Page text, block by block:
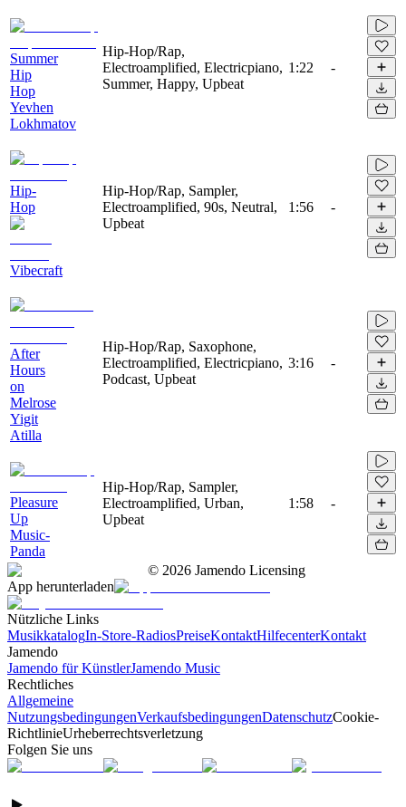
Summer
Hip
Hop
Yevhen
Lokhmatov
Hip-Hop/Rap,
Electroamplified, Electricpiano,
Summer, Happy, Upbeat
1:22 -
Hip-
Hop
Vibecraft
Hip-Hop/Rap, Sampler,
Electroamplified, 90s, Neutral,
Upbeat
1:56 -
After
Hours
on
Melrose
Yigit
Atilla
Hip-Hop/Rap, Saxophone,
Electroamplified, Electricpiano,
Podcast, Upbeat
3:16 -
Pleasure
Up
Music-
Panda
Hip-Hop/Rap, Sampler,
Electroamplified, Urban,
Upbeat
1:58 -
© 2026 Jamendo Licensing
App herunterladen
Nützliche Links
MusikkatalogIn-Store-RadiosPreiseKontaktHilfecenterKontakt
Jamendo
Jamendo für KünstlerJamendo Music
Rechtliches
Allgemeine
NutzungsbedingungenVerkaufsbedingungenDatenschutzCookie-
RichtlinieUrheberrechtsverletzung
Folgen Sie uns